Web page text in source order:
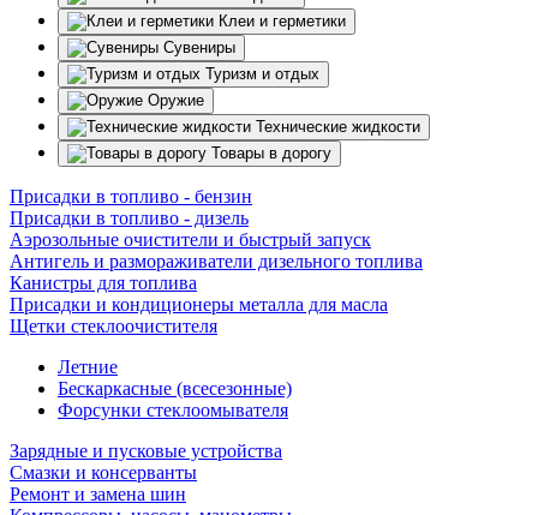
Клеи и герметики
Сувениры
Туризм и отдых
Оружие
Технические жидкости
Товары в дорогу
Присадки в топливо - бензин
Присадки в топливо - дизель
Аэрозольные очистители и быстрый запуск
Антигель и размораживатели дизельного топлива
Канистры для топлива
Присадки и кондиционеры металла для масла
Щетки стеклоочистителя
Летние
Бескаркасные (всесезонные)
Форсунки стеклоомывателя
Зарядные и пусковые устройства
Смазки и консерванты
Ремонт и замена шин